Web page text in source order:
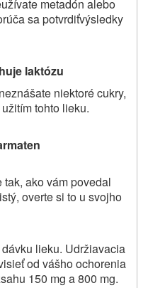
metadón alebo
sa potvrdiťvýsledky
laktózu
niektoré cukry,
tohto lieku.
tak, ako vám povedal
overte si to u svojho
lieku. Udržiavacia
od vášho ochorenia
150 mg a 800 mg.